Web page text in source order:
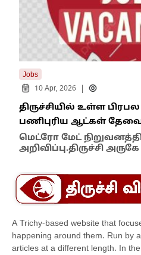
Jobs
10 Apr, 2026
திருச்சியில் உள்ள
பணிபுரிய ஆட்கள்
மெட்ரோ மேட்
அறிவிப்பு.திருச்சி
A Trichy-based website that
happening around them. Run by
articles at a different length. In